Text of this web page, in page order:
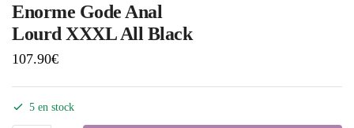
Enorme Gode Anal
Lourd XXXL All Black
107.90€
5 en stock